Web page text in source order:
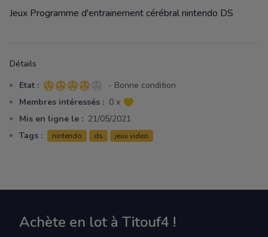
Description
Jeux Programme d'entrainement cérébral nintendo DS
Détails
Etat : 4 sur 5 étoiles
- Bonne condition
Membres intéressés : 0 x
Mis en ligne le : 21/05/2021
Tags :
nintendo ds jeux video
Achète en lot à Titouf4 !